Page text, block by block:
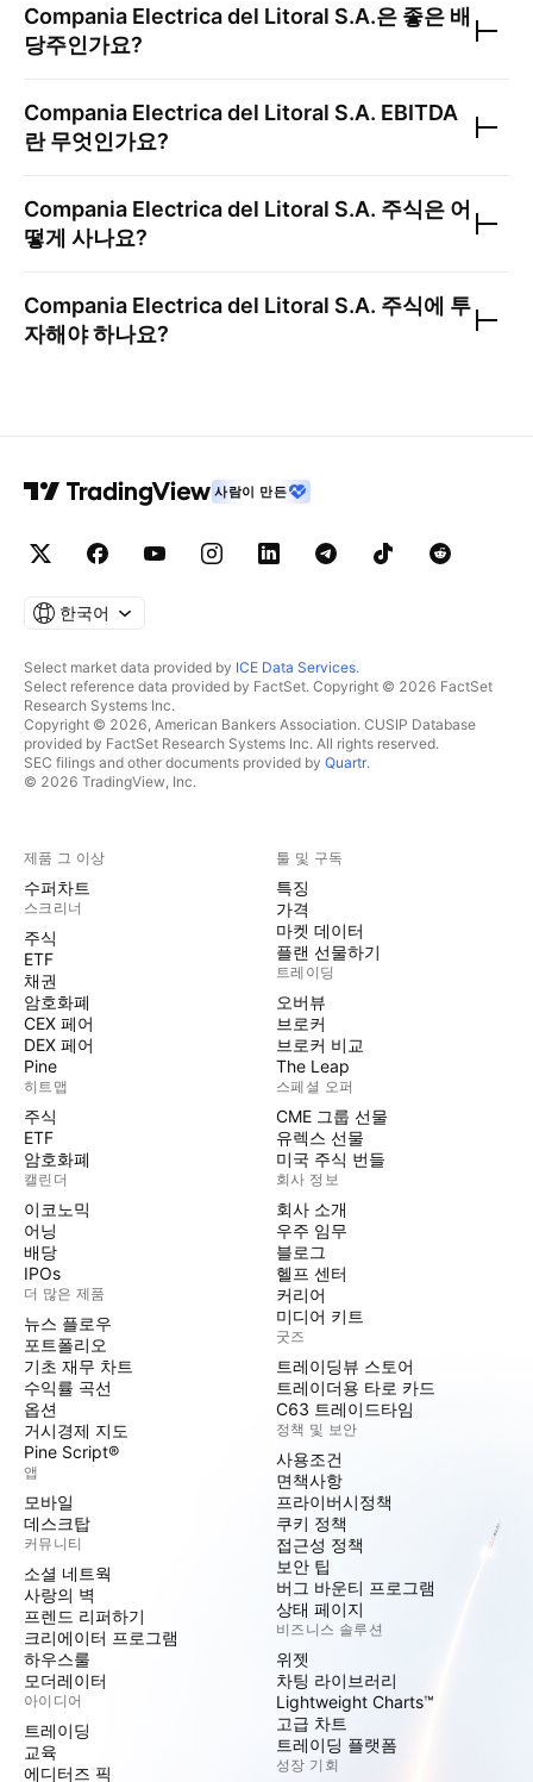
Compania Electrica del Litoral S.A.은 좋은 배
당주인가요?
Compania Electrica del Litoral S.A. EBITDA
란 무엇인가요?
Compania Electrica del Litoral S.A. 주식은 어
떻게 사나요?
Compania Electrica del Litoral S.A. 주식에 투
자해야 하나요?
사람이 만든
한국어
Select market data provided by ICE Data Services.
Select reference data provided by FactSet. Copyright © 2026 FactSet
Research Systems Inc.
Copyright © 2026, American Bankers Association. CUSIP Database
provided by FactSet Research Systems Inc. All rights reserved.
SEC filings and other documents provided by Quartr.
© 2026 TradingView, Inc.
제품 그 이상
수퍼차트
스크리너
주식
ETF
채권
암호화폐
CEX 페어
DEX 페어
Pine
히트맵
주식
ETF
암호화폐
캘린더
이코노믹
어닝
배당
IPOs
더 많은 제품
뉴스 플로우
포트폴리오
기초 재무 차트
수익률 곡선
옵션
거시경제 지도
Pine Script®
앱
모바일
데스크탑
커뮤니티
소셜 네트웍
사랑의 벽
프렌드 리퍼하기
크리에이터 프로그램
하우스룰
모더레이터
아이디어
트레이딩
교육
에디터즈 픽
툴 및 구독
특징
가격
마켓 데이터
플랜 선물하기
트레이딩
오버뷰
브로커
브로커 비교
The Leap
스페셜 오퍼
CME 그룹 선물
유렉스 선물
미국 주식 번들
회사 정보
회사 소개
우주 임무
블로그
헬프 센터
커리어
미디어 키트
굿즈
트레이딩뷰 스토어
트레이더용 타로 카드
C63 트레이드타임
정책 및 보안
사용조건
면책사항
프라이버시정책
쿠키 정책
접근성 정책
보안 팁
버그 바운티 프로그램
상태 페이지
비즈니스 솔루션
위젯
차팅 라이브러리
Lightweight Charts™
고급 차트
트레이딩 플랫폼
성장 기회